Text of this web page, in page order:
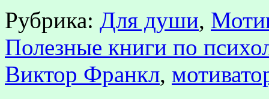
Рубрика: Для души,
Полезные книги по
Виктор Франкл,